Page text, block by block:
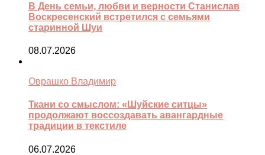
В День семьи, любви и верности Станислав
Воскресенский встретился с семьями
старинной Шуи
08.07.2026
Оврашко Владимир
Ткани со смыслом: «Шуйские ситцы»
продолжают воссоздавать авангардные
традиции в текстиле
06.07.2026